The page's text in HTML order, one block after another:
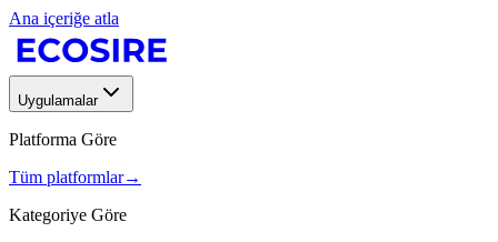
Ana içeriğe atla
Uygulamalar
Platforma Göre
Tüm platformlar→
Kategoriye Göre